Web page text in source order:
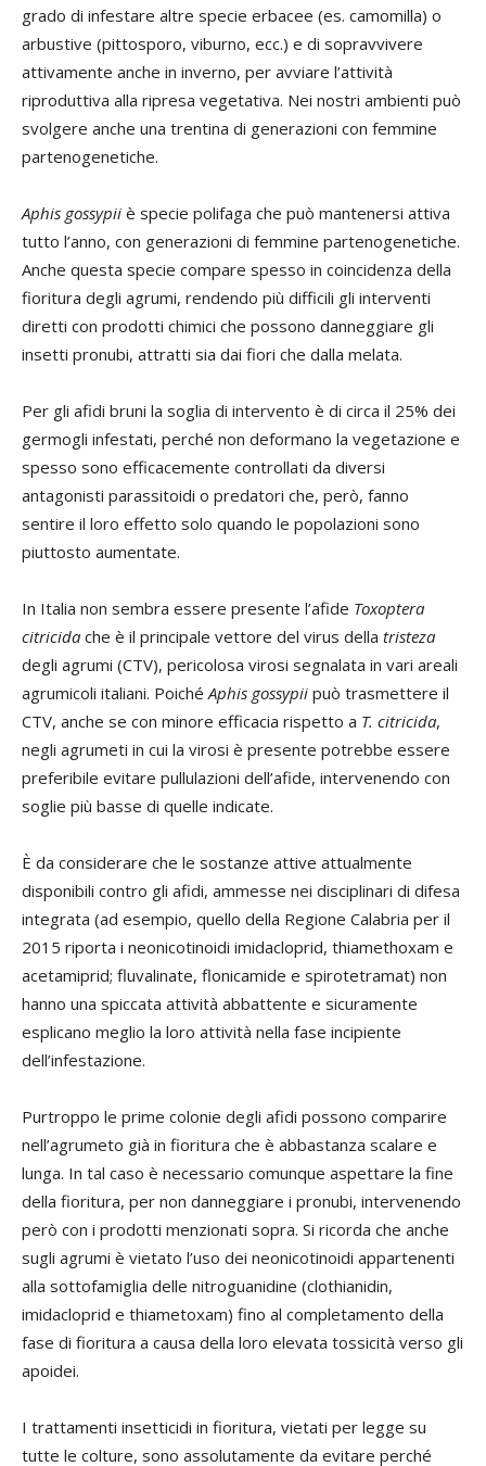
grado di infestare altre specie erbacee (es. camomilla) o
arbustive (pittosporo, viburno, ecc.) e di sopravvivere
attivamente anche in inverno, per avviare l’attività
riproduttiva alla ripresa vegetativa. Nei nostri ambienti può
svolgere anche una trentina di generazioni con femmine
partenogenetiche.
Aphis gossypii è specie polifaga che può mantenersi attiva
tutto l’anno, con generazioni di femmine partenogenetiche.
Anche questa specie compare spesso in coincidenza della
fioritura degli agrumi, rendendo più difficili gli interventi
diretti con prodotti chimici che possono danneggiare gli
insetti pronubi, attratti sia dai fiori che dalla melata.
Per gli afidi bruni la soglia di intervento è di circa il 25% dei
germogli infestati, perché non deformano la vegetazione e
spesso sono efficacemente controllati da diversi
antagonisti parassitoidi o predatori che, però, fanno
sentire il loro effetto solo quando le popolazioni sono
piuttosto aumentate.
In Italia non sembra essere presente l’afide Toxoptera
citricida che è il principale vettore del virus della tristeza
degli agrumi (CTV), pericolosa virosi segnalata in vari areali
agrumicoli italiani. PoichéAphis gossypii può trasmettere il
CTV, anche se con minore efficacia rispetto a T. citricida,
negli agrumeti in cui la virosi è presente potrebbe essere
preferibile evitare pullulazioni dell’afide, intervenendo con
soglie più basse di quelle indicate.
È da considerare che le sostanze attive attualmente
disponibili contro gli afidi, ammesse nei disciplinari di difesa
integrata (ad esempio, quello della Regione Calabria per il
2015 riporta i neonicotinoidi imidacloprid, thiamethoxam e
acetamiprid; fluvalinate, flonicamide e spirotetramat) non
hanno una spiccata attività abbattente e sicuramente
esplicano meglio la loro attività nella fase incipiente
dell’infestazione.
Purtroppo le prime colonie degli afidi possono comparire
nell’agrumeto già in fioritura che è abbastanza scalare e
lunga. In tal caso è necessario comunque aspettare la fine
della fioritura, per non danneggiare i pronubi, intervenendo
però con i prodotti menzionati sopra. Si ricorda che anche
sugli agrumi è vietato l’uso dei neonicotinoidi appartenenti
alla sottofamiglia delle nitroguanidine (clothianidin,
imidacloprid e thiametoxam) fino al completamento della
fase di fioritura a causa della loro elevata tossicità verso gli
apoidei.
I trattamenti insetticidi in fioritura, vietati per legge su
tutte le colture, sono assolutamente da evitare perché